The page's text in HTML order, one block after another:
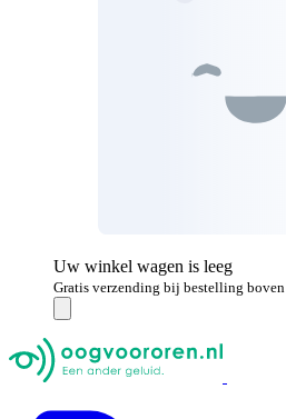
Uw winkel wagen is leeg
Gratis verzending bij bestelling boven